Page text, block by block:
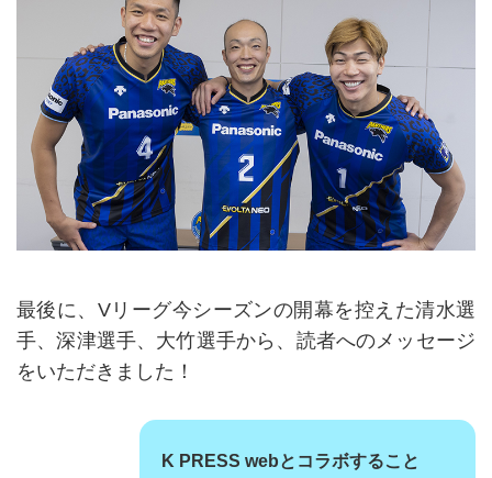
最後に、Vリーグ今シーズンの開幕を控えた清水選
手、深津選手、大竹選手から、読者へのメッセージ
をいただきました！
K PRESS webとコラボすること